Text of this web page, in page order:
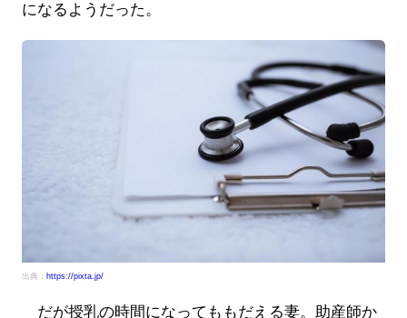
になるようだった。
出典： https://pixta.jp/
だが授乳の時間になってももだえる妻。助産師か